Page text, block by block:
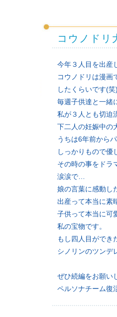
コウノドリ
今年３人目を出産
コウノドリは漫画
したくらいです(笑)
毎週子供達と一緒
私が３人とも切迫
下二人の妊娠中の
うちは6年前から
しっかりもので優
その時の事をドラ
涙涙で…
娘の言葉に感動し
出産って本当に素
子供って本当に可
私の宝物です。
もし四人目ができ
シノリンのツンデ
ぜひ続編をお願い
ペルソナチーム復